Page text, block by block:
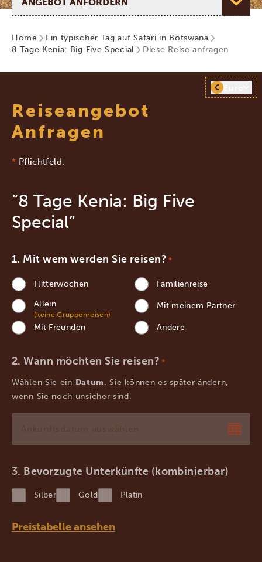
Home
Ein typischer Tag auf Safari in Botswana
8 Tage Kenia: Big Five Special
Diese Reise anfragen
Reiseangebot
Anfragen
€
* Pflichtfeld.
“8 Tage Kenia: Big Five
Special”
Mit wem werden Sie reisen? *
Flitterwochen
Familienreise
Allein
(keine Gruppenreisen)
Mit meinem Partner
Mit Freunden Andere
Wann möchten Sie reisen? *
Wählen Sie ein Datum. Sie können es später ändern,
wenn Sie noch unsicher sind.
MM
JJJJ
Bevorzugte Unterkünfte (kombinierbar)
Silber Gold Platin
Preistabelle ansehen